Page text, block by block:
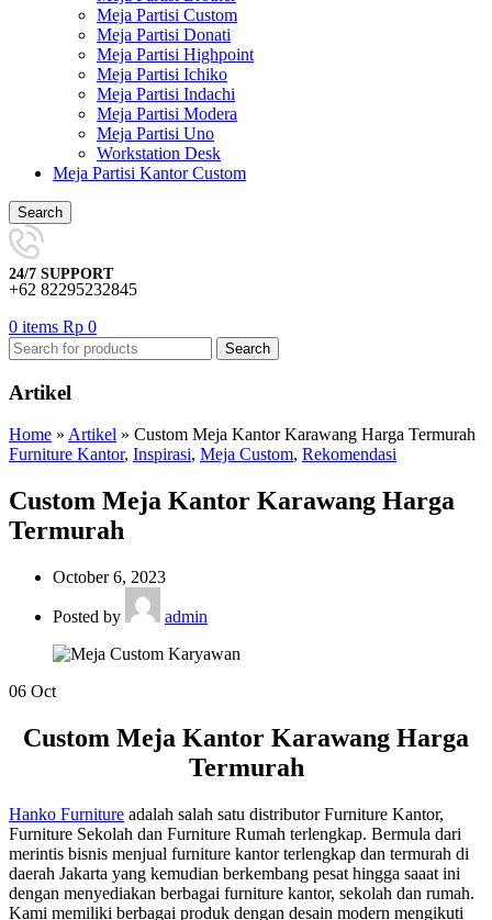
Meja Partisi Custom
Meja Partisi Donati
Meja Partisi Highpoint
Meja Partisi Ichiko
Meja Partisi Indachi
Meja Partisi Modera
Meja Partisi Uno
Workstation Desk
Meja Partisi Kantor Custom
Search
24/7 SUPPORT
+62 82295232845
0 items Rp 0
Search
Artikel
Home » Artikel » Custom Meja Kantor Karawang Harga Termurah
Furniture Kantor, Inspirasi, Meja Custom, Rekomendasi
Custom Meja Kantor Karawang Harga
Termurah
October 6, 2023
Posted by admin
06 Oct
Custom Meja Kantor Karawang Harga
Termurah
Hanko Furniture adalah salah satu distributor Furniture Kantor,
Furniture Sekolah dan Furniture Rumah terlengkap. Bermula dari
merintis bisnis menjual furniture kantor terlengkap dan termurah di
daerah Jakarta yang kemudian berkembang pesat hingga saaat ini
dengan menyediakan berbagai furniture kantor, sekolah dan rumah.
Kami memiliki berbagai produk dengan desain modern mengikuti